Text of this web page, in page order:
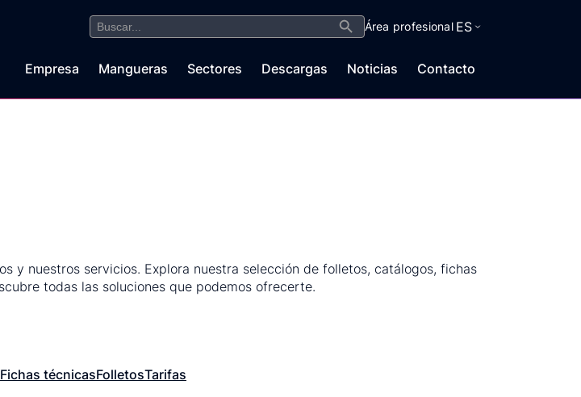
Buscar: Botón de búsqueda
Área profesional ES
Empresa Mangueras Sectores Descargas Noticias Contacto
y nuestros servicios. Explora nuestra selección de folletos, catálogos, fichas
todas las soluciones que podemos ofrecerte.
Fichas técnicasFolletosTarifas